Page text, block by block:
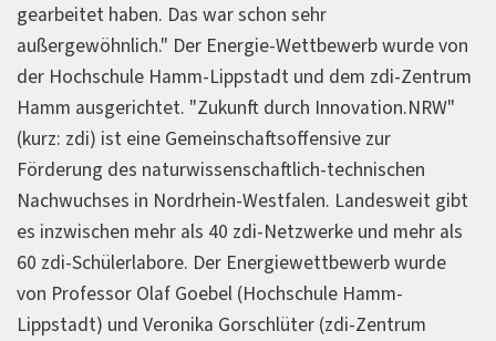
gearbeitet haben. Das war schon sehr
außergewöhnlich." Der Energie-Wettbewerb wurde von
der Hochschule Hamm-Lippstadt und dem zdi-Zentrum
Hamm ausgerichtet. "Zukunft durch Innovation.NRW"
(kurz: zdi) ist eine Gemeinschaftsoffensive zur
Förderung des naturwissenschaftlich-technischen
Nachwuchses in Nordrhein-Westfalen. Landesweit gibt
es inzwischen mehr als 40 zdi-Netzwerke und mehr als
60 zdi-Schülerlabore. Der Energiewettbewerb wurde
von Professor Olaf Goebel (Hochschule Hamm-
Lippstadt) und Veronika Gorschlüter (zdi-Zentrum